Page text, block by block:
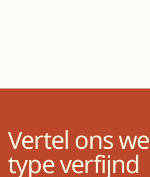
Vertel ons
type verfijnd